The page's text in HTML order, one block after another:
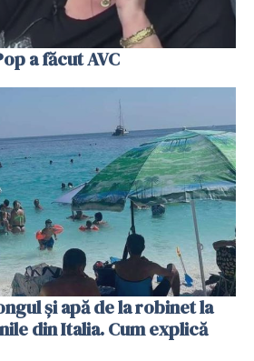
a făcut AVC
și apă de la robinet la
din Italia. Cum explică